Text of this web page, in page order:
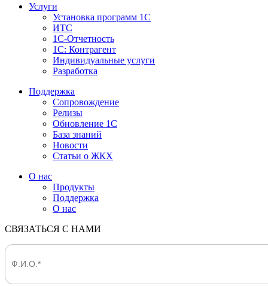
Услуги
Установка программ 1С
ИТС
1С-Отчетность
1С: Контрагент
Индивидуальные услуги
Разработка
Поддержка
Сопровождение
Релизы
Обновление 1С
База знаний
Новости
Статьи о ЖКХ
О нас
Продукты
Поддержка
О нас
СВЯЗАТЬСЯ С НАМИ